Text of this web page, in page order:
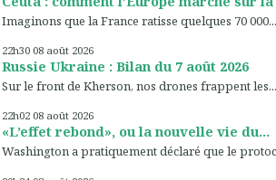
Imaginons que la France ratisse quelques 70 000...
22h30 08 août 2026
Russie Ukraine : Bilan du 7 août 2026
Sur le front de Kherson, nos drones frappent les...
22h02 08 août 2026
«L’effet rebond», ou la nouvelle vie du...
Washington a pratiquement déclaré que le